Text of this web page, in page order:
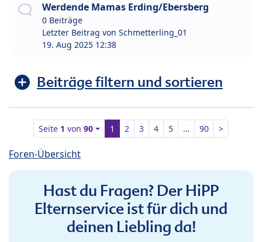
Werdende Mamas Erding/Ebersberg
0 Beiträge
Letzter Beitrag von Schmetterling_01
19. Aug 2025 12:38
Beiträge filtern und sortieren
Seite 1 von90 1 2 3 4 5 … 90 >
Foren-Übersicht
Hast du Fragen? Der HiPP
Elternservice ist für dich und
deinen Liebling da!